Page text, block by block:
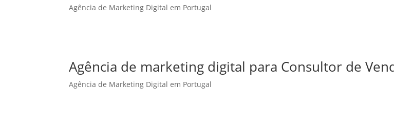
Agência de Marketing Digital em Portugal
Agência de marketing digital para Consultor de
Agência de Marketing Digital em Portugal